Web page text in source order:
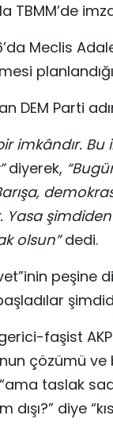
TBMM’de
Meclis
DEM Parti
imkândır.
diyerek,
olsun”dedi.
peşine
faşist
çözümü
taslak
diye